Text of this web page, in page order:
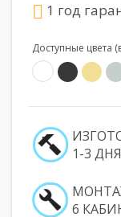
1 год
Доступные цвета
1-3 ДНЯ
6